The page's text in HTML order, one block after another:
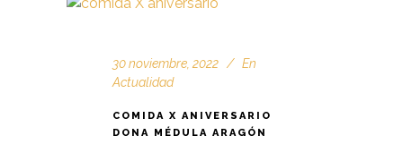
30 noviembre, 2022
En
Actualidad
COMIDA X ANIVERSARIO
DONA MÉDULA ARAGÓN